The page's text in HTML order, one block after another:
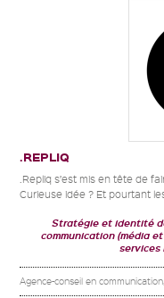
.REPLIQ
.Repliq s’est mis en tête de
Curieuse idée ? Et pourtant
Stratégie et identité
communication (média
services
Agence-conseil en